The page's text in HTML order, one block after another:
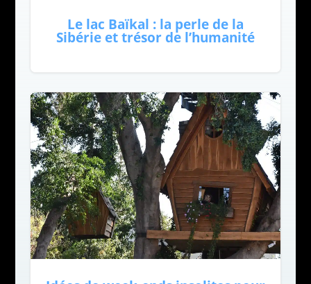
Le lac Baïkal : la perle de la
Sibérie et trésor de l’humanité